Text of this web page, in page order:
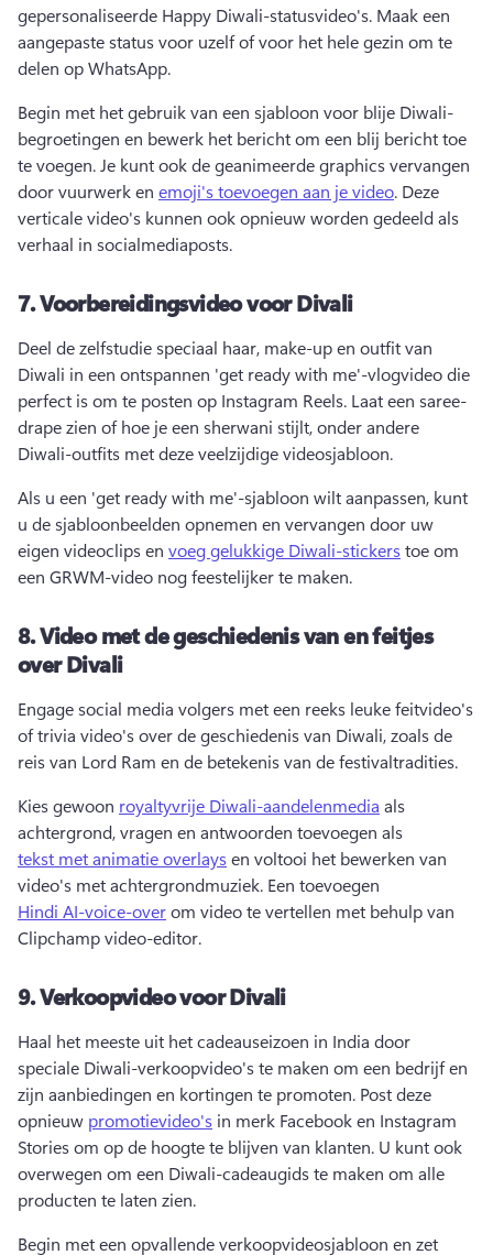
gepersonaliseerde Happy Diwali-statusvideo's. Maak een
aangepaste status voor uzelf of voor het hele gezin om te
delen op WhatsApp.
Begin met het gebruik van een sjabloon voor blije Diwali-
begroetingen en bewerk het bericht om een blij bericht toe
te voegen. Je kunt ook de geanimeerde graphics vervangen
door vuurwerk en emoji's toevoegen aan je video. Deze
verticale video's kunnen ook opnieuw worden gedeeld als
verhaal in socialmediaposts.
7.Voorbereidingsvideo voor Divali
Deel de zelfstudie speciaal haar, make-up en outfit van
Diwali in een ontspannen 'get ready with me'-vlogvideo die
perfect is om te posten op Instagram Reels. Laat een saree-
drape zien of hoe je een sherwani stijlt, onder andere
Diwali-outfits met deze veelzijdige videosjabloon.
Als u een 'get ready with me'-sjabloon wilt aanpassen, kunt
u de sjabloonbeelden opnemen en vervangen door uw
eigen videoclips en voeg gelukkige Diwali-stickers toe om
een GRWM-video nog feestelijker te maken.
8.Video met de geschiedenis van en feitjes
over Divali
Engage social media volgers met een reeks leuke feitvideo's
of trivia video's over de geschiedenis van Diwali, zoals de
reis van Lord Ram en de betekenis van de festivaltradities.
Kies gewoon royaltyvrije Diwali-aandelenmedia als
achtergrond, vragen en antwoorden toevoegen als
tekst met animatie overlays en voltooi het bewerken van
video's met achtergrondmuziek. Een toevoegen
Hindi AI-voice-over om video te vertellen met behulp van
Clipchamp video-editor.
9.Verkoopvideo voor Divali
Haal het meeste uit het cadeauseizoen in India door
speciale Diwali-verkoopvideo's te maken om een bedrijf en
zijn aanbiedingen en kortingen te promoten. Post deze
opnieuw promotievideo's in merk Facebook en Instagram
Stories om op de hoogte te blijven van klanten. U kunt ook
overwegen om een Diwali-cadeaugids te maken om alle
producten te laten zien.
Begin met een opvallende verkoopvideosjabloon en zet